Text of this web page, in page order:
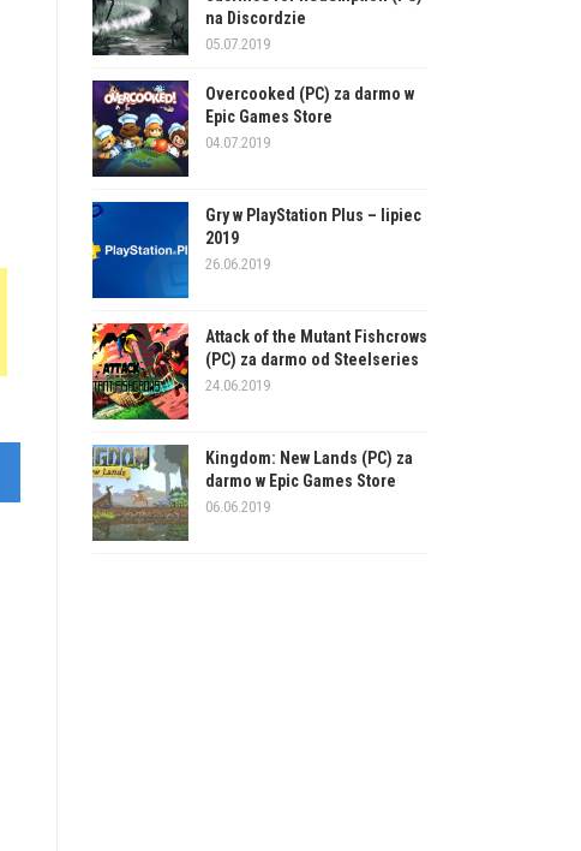
na Discordzie
05.07.2019
Overcooked (PC) za darmo w
Epic Games Store
04.07.2019
Gry w PlayStation Plus – lipiec
2019
26.06.2019
Attack of the Mutant Fishcrows
(PC) za darmo od Steelseries
24.06.2019
Kingdom: New Lands (PC) za
darmo w Epic Games Store
06.06.2019